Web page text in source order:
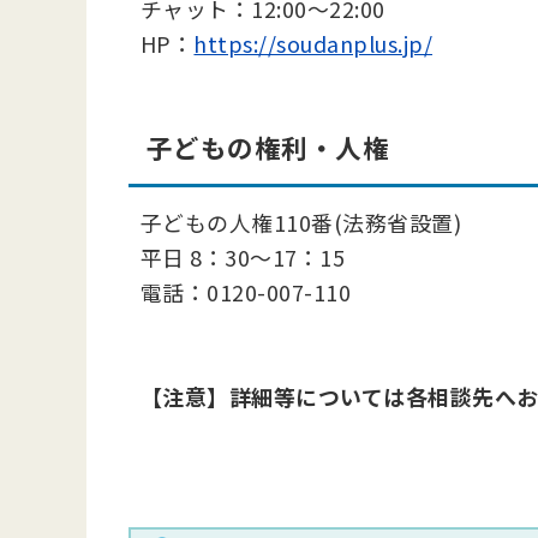
チャット：12:00～22:00
HP： https://soudanplus.jp/
子どもの権利・人権
子どもの人権110番(法務省設置)
平日 8：30～17：15
電話：0120-007-110
【注意】詳細等については各相談先へ